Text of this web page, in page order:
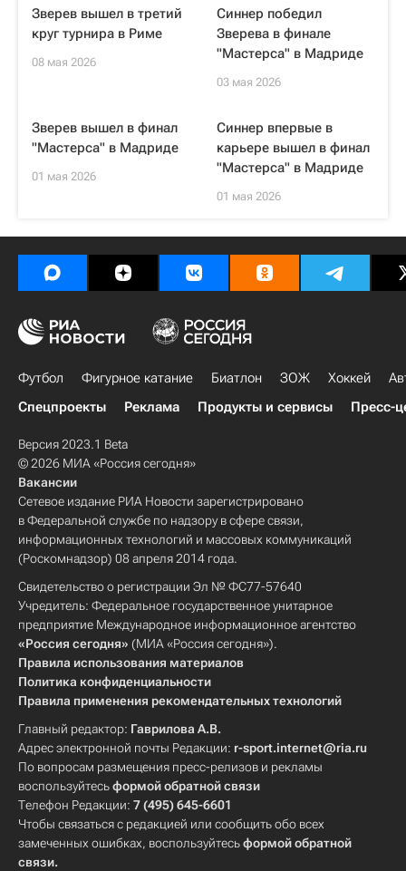
Зверев вышел в третий
круг турнира в Риме
08 мая 2026
Синнер победил
Зверева в финале
"Мастерса" в Мадриде
03 мая 2026
Зверев вышел в финал
"Мастерса" в Мадриде
01 мая 2026
Синнер впервые в
карьере вышел в финал
"Мастерса" в Мадриде
01 мая 2026
Футбол Фигурное катание Биатлон ЗОЖ Хоккей
Спецпроекты
Реклама Продукты и сервисы Пресс-
Версия 2023.1 Beta
© 2026 МИА «Россия сегодня»
Вакансии
Сетевое издание РИА Новости зарегистрировано
в Федеральной службе по надзору в сфере связи,
информационных технологий и массовых коммуникаций
(Роскомнадзор) 08 апреля 2014 года.
Свидетельство о регистрации Эл № ФС77-57640
Учредитель: Федеральное государственное унитарное
предприятие Международное информационное агентство
«Россия сегодня» (МИА «Россия сегодня»).
Правила использования материалов
Политика конфиденциальности
Правила применения рекомендательных технологий
Главный редактор: Гаврилова А.В.
Адрес электронной почты Редакции: r-sport.internet@ria.ru
По вопросам размещения пресс-релизов и рекламы
воспользуйтесьформой обратной связи
Телефон Редакции: 7 (495) 645-6601
Чтобы связаться с редакцией или сообщить обо всех
замеченных ошибках, воспользуйтесьформой обратной
связи.